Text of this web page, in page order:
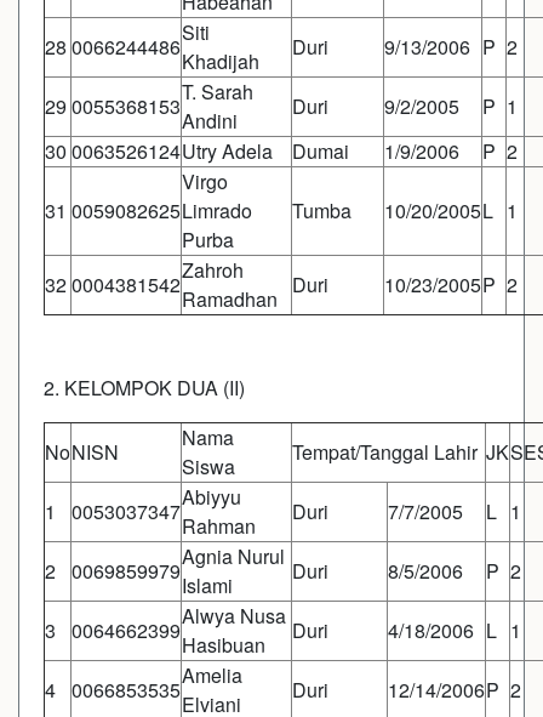
28 0066244486
Siti
Khadijah
Duri 9/13/2006 P 2
29 0055368153
T. Sarah
Andini
Duri 9/2/2005 P 1
30 0063526124Utry Adela Dumai 1/9/2006 P 2
31 0059082625
Virgo
Limrado
Purba
Tumba 10/20/2005L 1
320004381542
Zahroh
Ramadhan
Duri 10/23/2005P 2
2. KELOMPOK DUA (II)
NoNISN
Nama
Siswa
Tempat/Tanggal Lahir JK
1 0053037347
Abiyyu
Rahman
Duri 7/7/2005 L 1
2 0069859979
Agnia Nurul
Islami
Duri 8/5/2006 P 2
3 0064662399
Alwya Nusa
Hasibuan
Duri 4/18/2006 L 1
4 0066853535
Amelia
Elviani
Duri 12/14/2006P 2